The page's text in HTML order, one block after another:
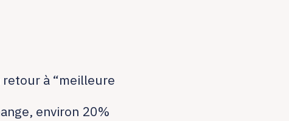
à “meilleure
environ 20%